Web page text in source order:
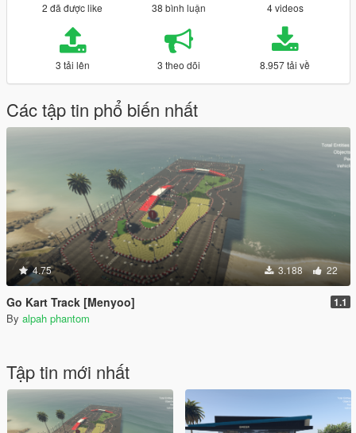
2 đã được like 38 bình luận 4 videos
3 tải lên 3 theo dõi 8.957 tải về
Các tập tin phổ biến nhất
4.75 3.188 22
Go Kart Track [Menyoo] 1.1
By alpah phantom
Tập tin mới nhất